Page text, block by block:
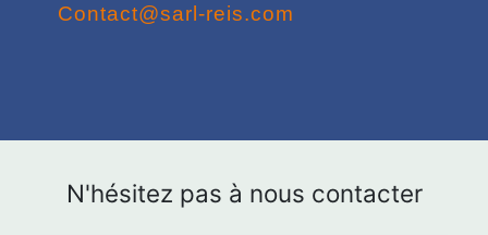
contact@sarl-reis.com
N'hésitez pas à nous contacter